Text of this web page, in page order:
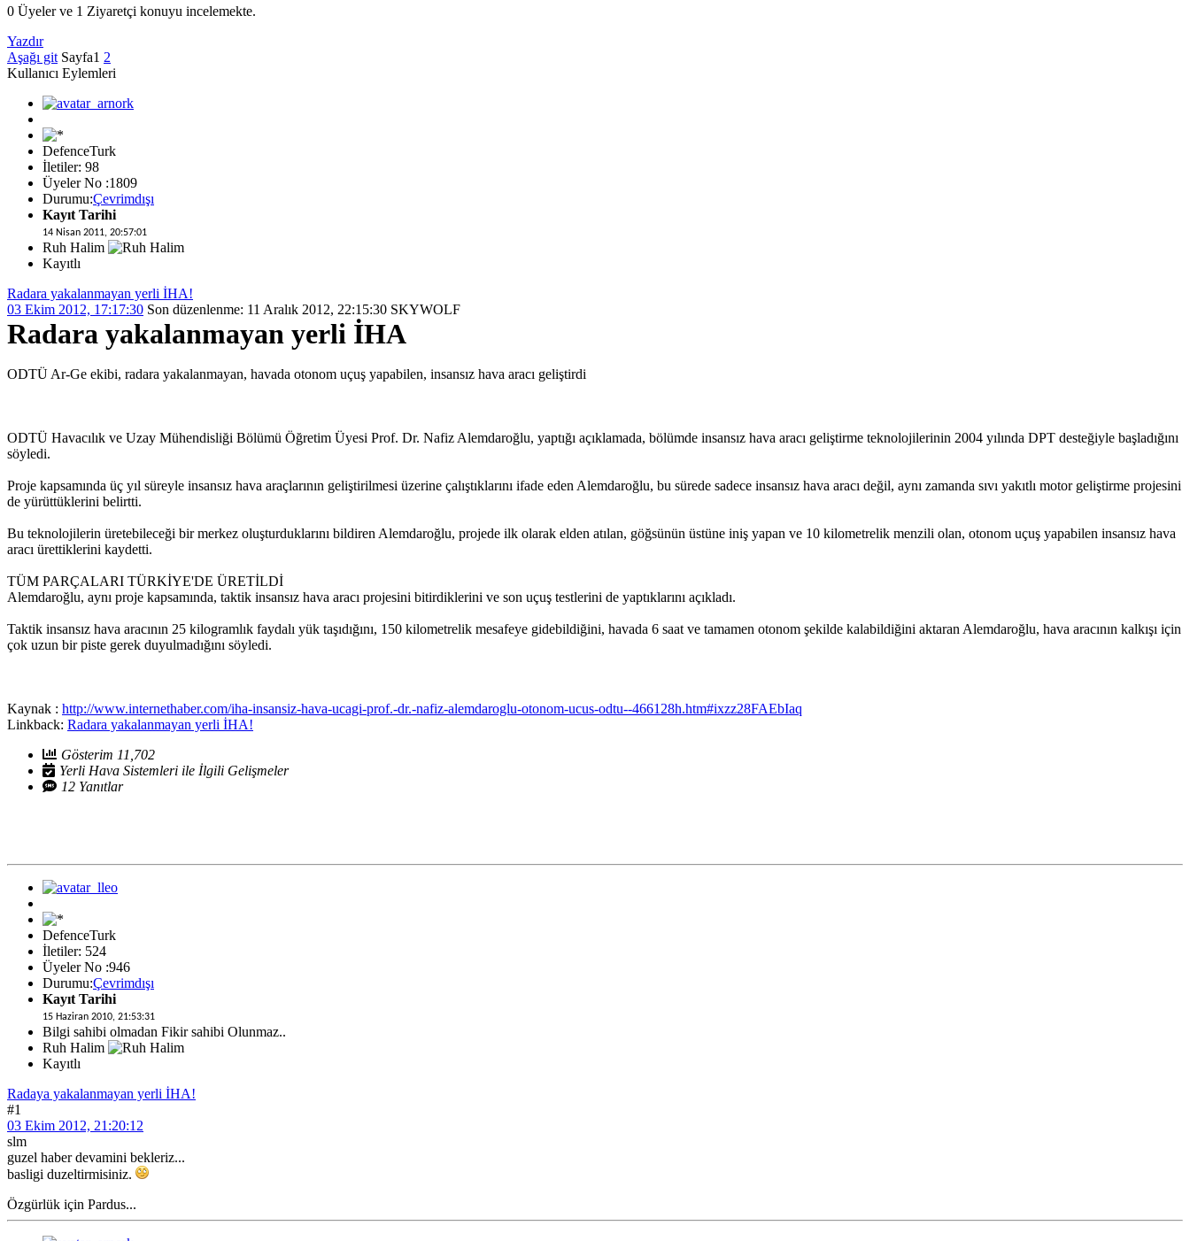
0 Üyeler ve 1 Ziyaretçi konuyu incelemekte.
Yazdır
Aşağı git Sayfa1 2
Kullanıcı Eylemleri
DefenceTurk
İletiler: 98
Üyeler No :1809
Durumu:Çevrimdışı
Kayıt Tarihi
14 Nisan 2011, 20:57:01
Ruh Halim
Kayıtlı
Radara yakalanmayan yerli İHA!
03 Ekim 2012, 17:17:30 Son düzenlenme: 11 Aralık 2012, 22:15:30 SKYWOLF
Radara yakalanmayan yerli İHA
ODTÜ Ar-Ge ekibi, radara yakalanmayan, havada otonom uçuş yapabilen, insansız hava aracı geliştirdi
ODTÜ Havacılık ve Uzay Mühendisliği Bölümü Öğretim Üyesi Prof. Dr. Nafiz Alemdaroğlu, yaptığı açıklamada, bölümde insansız hava aracı geliştirme teknolojilerinin 2004 yılında DPT desteğiyle başladığını
söyledi.
Proje kapsamında üç yıl süreyle insansız hava araçlarının geliştirilmesi üzerine çalıştıklarını ifade eden Alemdaroğlu, bu sürede sadece insansız hava aracı değil, aynı zamanda sıvı yakıtlı motor geliştirme projesini
de yürüttüklerini belirtti.
Bu teknolojilerin üretebileceği bir merkez oluşturduklarını bildiren Alemdaroğlu, projede ilk olarak elden atılan, göğsünün üstüne iniş yapan ve 10 kilometrelik menzili olan, otonom uçuş yapabilen insansız hava
aracı ürettiklerini kaydetti.
TÜM PARÇALARI TÜRKİYE'DE ÜRETİLDİ
Alemdaroğlu, aynı proje kapsamında, taktik insansız hava aracı projesini bitirdiklerini ve son uçuş testlerini de yaptıklarını açıkladı.
Taktik insansız hava aracının 25 kilogramlık faydalı yük taşıdığını, 150 kilometrelik mesafeye gidebildiğini, havada 6 saat ve tamamen otonom şekilde kalabildiğini aktaran Alemdaroğlu, hava aracının kalkışı için
çok uzun bir piste gerek duyulmadığını söyledi.
Kaynak : http://www.internethaber.com/iha-insansiz-hava-ucagi-prof.-dr.-nafiz-alemdaroglu-otonom-ucus-odtu--466128h.htm#ixzz28FAEbIaq
Linkback: Radara yakalanmayan yerli İHA!
Gösterim 11,702
Yerli Hava Sistemleri ile İlgili Gelişmeler
12 Yanıtlar
DefenceTurk
İletiler: 524
Üyeler No :946
Durumu:Çevrimdışı
Kayıt Tarihi
15 Haziran 2010, 21:53:31
Bilgi sahibi olmadan Fikir sahibi Olunmaz..
Ruh Halim
Kayıtlı
Radaya yakalanmayan yerli İHA!
#1
03 Ekim 2012, 21:20:12
slm
guzel haber devamini bekleriz...
basligi duzeltirmisiniz.
Özgürlük için Pardus...